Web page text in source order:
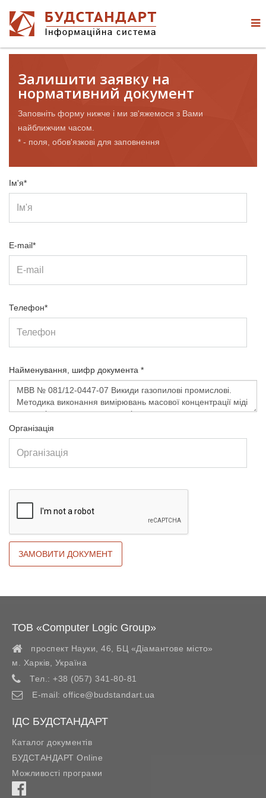
Залишити заявку на
нормативний документ
Заповніть форму нижче і ми зв'яжемося з Вами
найближчим часом.
* - поля, обов'язкові для заповнення
Ім'я*
E-mail*
Телефон*
Найменування, шифр документа *
Організація
ТОВ «Computer Logic Group»
проспект Науки, 46, БЦ «Діамантове місто»
м. Харків
Україна
Тел.: +38 (057) 341-80-81
E-mail: office@budstandart.ua
ІДС БУДСТАНДАРТ
Каталог документів
БУДСТАНДАРТ Online
Можливості програми